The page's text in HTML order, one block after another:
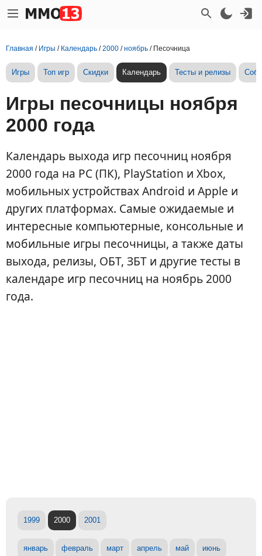
Главная / Игры / Календарь /2000 /ноябрь / Песочница
Игры Топ игр Скидки Календарь Тесты и релизы
Игры песочницы ноября
2000 года
Календарь выхода игр песочниц ноября
2000 года на PC (ПК), PlayStation и Xbox,
мобильных устройствах Android и Apple и
других платформах. Самые ожидаемые и
интересные компьютерные, консольные и
мобильные игры песочницы, а также даты
выхода, релизы, ОБТ, ЗБТ и другие тесты в
календаре игр песочниц на ноябрь 2000
года.
1999 2000 2001
январь февраль март апрель май июнь